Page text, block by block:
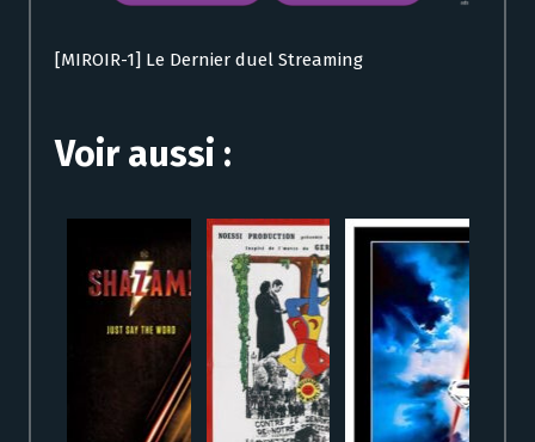
[MIROIR-1] Le Dernier duel Streaming
Voir aussi :